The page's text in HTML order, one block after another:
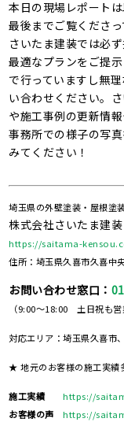
本日の現場レポートは
最後までご覧くださ
さいたま建装では必
最適なプランをご提
で行っていますし無
い合わせください。
や施工事例の更新情
事務所での様子の写
みてください！
埼玉県の外壁塗装・屋根塗
株式会社さいたま建装
https://saitama-
住所：埼玉県久喜市久喜中
お問い合わせ窓口：
（9:00～18:00 土日祝も営
対応エリア：埼玉県久喜市
★ 地元のお客様の施工実績
施工実績
https://
お客様の声
https://